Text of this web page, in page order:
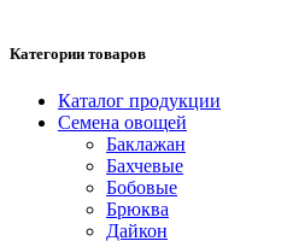
Категории товаров
Каталог продукции
Семена овощей
Баклажан
Бахчевые
Бобовые
Брюква
Дайкон